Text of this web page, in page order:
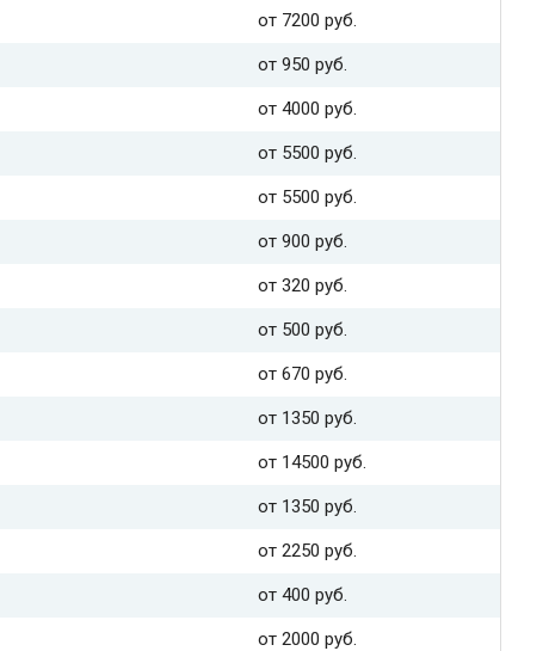
от 7200 руб.
от 950 руб.
от 4000 руб.
от 5500 руб.
от 5500 руб.
от 900 руб.
от 320 руб.
от 500 руб.
от 670 руб.
от 1350 руб.
от 14500 руб.
от 1350 руб.
от 2250 руб.
от 400 руб.
от 2000 руб.